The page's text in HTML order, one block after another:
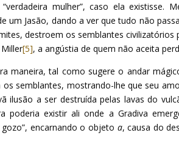
mulher”, caso ela existisse.
um Jasão, dando a ver que tudo não
destroem os semblantes civilizatórios
[5], a angústia de quem não aceita
maneira, tal como sugere o andar
semblantes, mostrando-lhe que seu
a ser destruída pelas lavas do
poderia existir ali onde a Gradiva
encarnando o objeto a, causa do